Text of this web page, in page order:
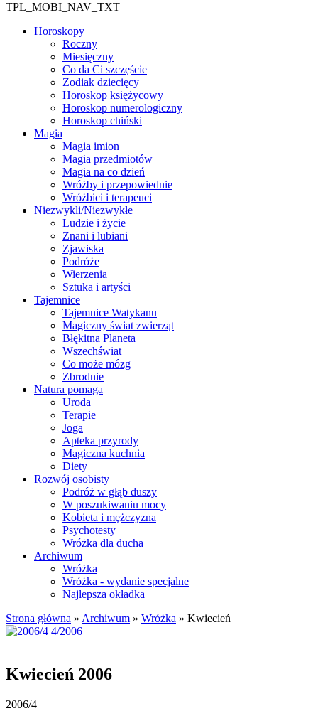
TPL_MOBI_NAV_TXT
Horoskopy
Roczny
Miesięczny
Co da Ci szczęście
Zodiak dziecięcy
Horoskop księżycowy
Horoskop numerologiczny
Horoskop chiński
Magia
Magia imion
Magia przedmiotów
Magia na co dzień
Wróżby i przepowiednie
Wróżbici i terapeuci
Niezwykli/Niezwykłe
Ludzie i życie
Znani i lubiani
Zjawiska
Podróże
Wierzenia
Sztuka i artyści
Tajemnice
Tajemnice Watykanu
Magiczny świat zwierząt
Błękitna Planeta
Wszechświat
Co może mózg
Zbrodnie
Natura pomaga
Uroda
Terapie
Joga
Apteka przyrody
Magiczna kuchnia
Diety
Rozwój osobisty
Podróż w głąb duszy
W poszukiwaniu mocy
Kobieta i mężczyzna
Psychotesty
Wróżka dla ducha
Archiwum
Wróżka
Wróżka - wydanie specjalne
Najlepsza okładka
Strona główna » Archiwum » Wróżka » Kwiecień
Kwiecień 2006
2006/4